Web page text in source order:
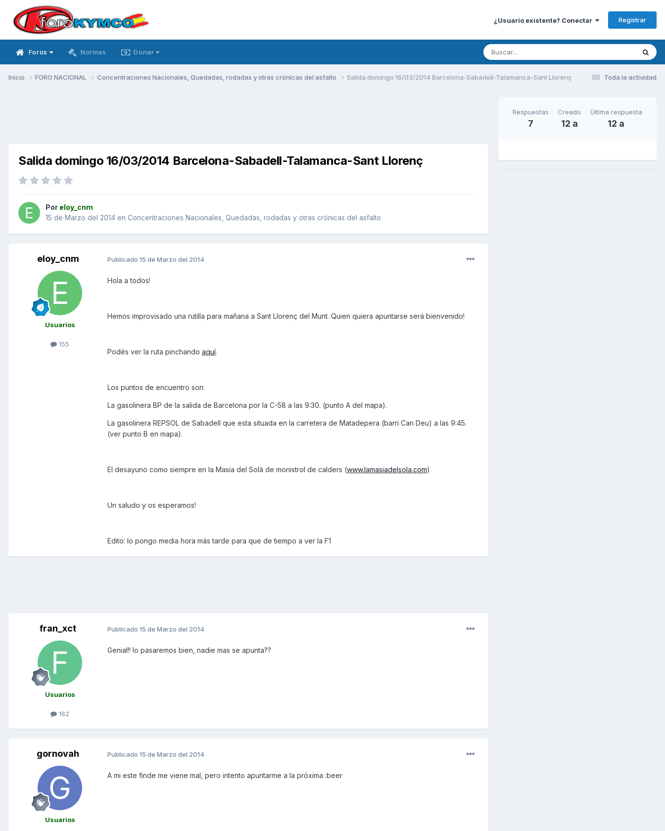
¿Usuario existente? Conectar Registrar
Foros Normas Donar
Toda la actividad
Inicio FORO NACIONAL Concentraciones Nacionales, Quedadas, rodadas y otras crónicas del asfalto Salida domingo 16/03/2014 Barcelona-Sabadell-Talamanca-Sant Llorenç
Salida domingo 16/03/2014 Barcelona-Sabadell-Talamanca-Sant Llorenç
Por eloy_cnm
15 de Marzo del 2014 en Concentraciones Nacionales, Quedadas, rodadas y otras crónicas del asfalto
eloy_cnm
Usuarios
155
Publicado 15 de Marzo del 2014
Hola a todos!
Hemos improvisado una rutilla para mañana a Sant Llorenç del Munt. Quien quiera apuntarse será bienvenido!
Podés ver la ruta pinchando aquí.
Los puntos de encuentro son:
La gasolinera BP de la salida de Barcelona por la C-58 a las 9:30. (punto A del mapa).
La gasolinera REPSOL de Sabadell que esta situada en la carretera de Matadepera (barri Can Deu) a las 9:45.
(ver punto B en mapa).
El desayuno como siempre en la Masia del Solà de monistrol de calders (www.lamasiadelsola.com)
Un saludo y os esperamos!
Edito: lo pongo media hora más tarde para que de tiempo a ver la F1
fran_xct
Usuarios
162
Publicado 15 de Marzo del 2014
Genial!! lo pasaremos bien, nadie mas se apunta??
gornovah
Usuarios
Publicado 15 de Marzo del 2014
A mi este finde me viene mal, pero intento apuntarme a la próxima :beer
Respuestas
7
Creado
12 a
Última respuesta
12 a